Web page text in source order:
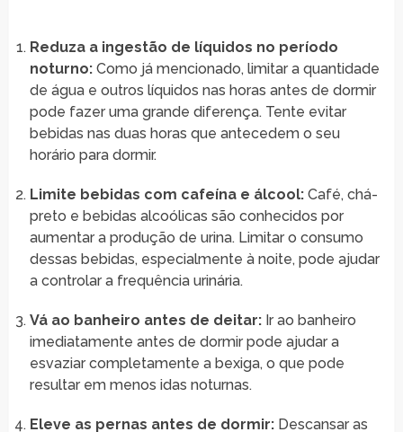
Reduza a ingestão de líquidos no período
noturno:Como já mencionado, limitar a quantidade
de água e outros líquidos nas horas antes de dormir
pode fazer uma grande diferença. Tente evitar
bebidas nas duas horas que antecedem o seu
horário para dormir.
Limite bebidas com cafeína e álcool:Café, chá-
preto e bebidas alcoólicas são conhecidos por
aumentar a produção de urina. Limitar o consumo
dessas bebidas, especialmente à noite, pode ajudar
a controlar a frequência urinária.
Vá ao banheiro antes de deitar:Ir ao banheiro
imediatamente antes de dormir pode ajudar a
esvaziar completamente a bexiga, o que pode
resultar em menos idas noturnas.
Eleve as pernas antes de dormir:Descansar as